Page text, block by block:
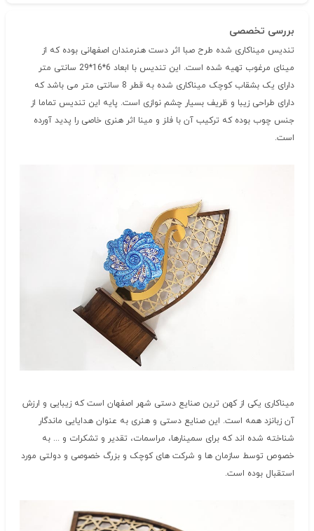
بررسی تخصصی
تندیس میناکاری شده طرح صبا اثر دست هنرمندان اصفهانی بوده که از
مینای مرغوب تهیه شده است. این تندیس با ابعاد 6*16*29 سانتی متر
دارای یک بشقاب کوچک میناکاری شده به قطر 8 سانتی متر می باشد که
دارای طراحی زیبا و ظریف بسیار چشم نوازی است. پایه این تندیس تماما از
جنس چوب بوده که ترکیب آن با فلز و مینا اثر هنری خاصی را پدید آورده
است.
میناکاری یکی از کهن ترین صنایع دستی شهر اصفهان است که زیبایی و ارزش
آن زبانزد همه است. این صنایع دستی و هنری به عنوان هدایایی ماندگار
شناخته شده اند که برای سمینارها، مراسمات، تقدیر و تشکرات و ... به
خصوص توسط سازمان ها و شرکت های کوچک و بزرگ خصوصی و دولتی مورد
استقبال بوده است.